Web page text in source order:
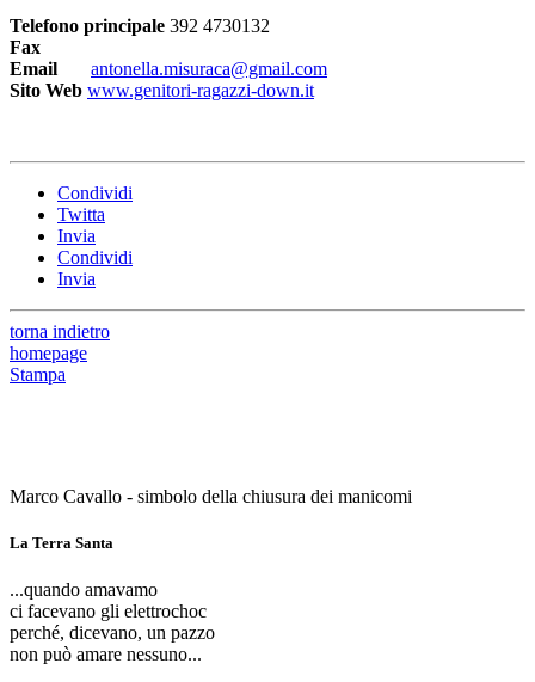
Telefono principale 392 4730132
Fax
Email
antonella.misuraca@gmail.com
Sito Web www.genitori-ragazzi-down.it
Condividi
Twitta
Invia
Condividi
Invia
torna indietro
homepage
Stampa
Marco Cavallo - simbolo della chiusura dei manicomi
La Terra Santa
...quando amavamo
ci facevano gli elettrochoc
perché, dicevano, un pazzo
non può amare nessuno...